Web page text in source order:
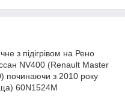
з підігрівом на Рено
NV400 (Renault Master
починаючи з 2010 року
60N1524M